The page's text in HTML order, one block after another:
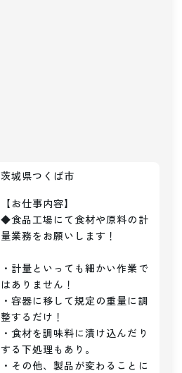
茨城県つくば市
【お仕事内容】
◆食品工場にて食材や原料の計
量業務をお願いします！
・計量といっても細かい作業で
はありません！
・容器に移して規定の重量に調
整するだけ！
・食材を調味料に漬け込んだり
する下処理もあり。
・その他、製品が変わることに